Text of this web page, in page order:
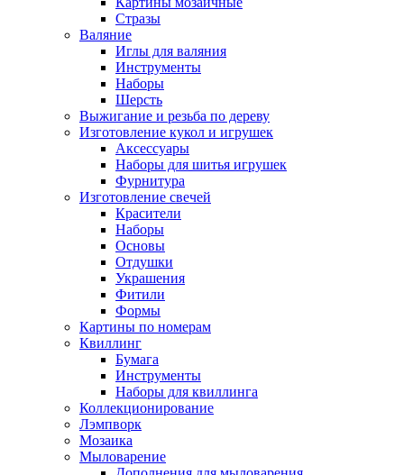
Стразы
Валяние
Иглы для валяния
Инструменты
Наборы
Шерсть
Выжигание и резьба по дереву
Изготовление кукол и игрушек
Аксессуары
Наборы для шитья игрушек
Фурнитура
Изготовление свечей
Красители
Наборы
Основы
Отдушки
Украшения
Фитили
Формы
Картины по номерам
Квиллинг
Бумага
Инструменты
Наборы для квиллинга
Коллекционирование
Лэмпворк
Мозаика
Мыловарение